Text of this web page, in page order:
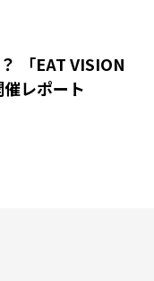
「EAT VISION
レポート